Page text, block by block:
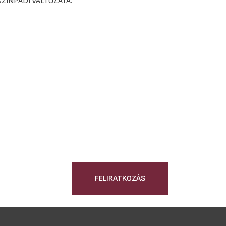
FELIRATKOZÁS